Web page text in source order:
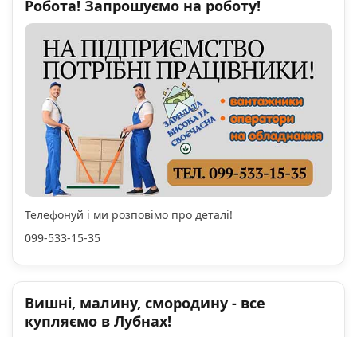
Робота! Запрошуємо на роботу!
Телефонуй і ми розповімо про деталі!
099-533-15-35
Вишні, малину, смородину - все
купляємо в Лубнах!